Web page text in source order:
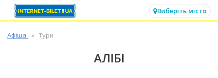
Виберіть місто
Афіша Тури
АЛІБІ